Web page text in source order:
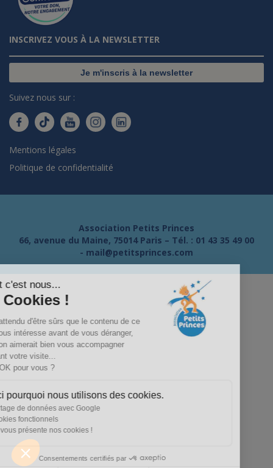
Salut c'est nous...
les Cookies !
On a attendu d'être sûrs que le contenu de ce
site vous intéresse avant de vous déranger,
mais on aimerait bien vous accompagner
pendant votre visite...
C'est OK pour vous ?
Voici pourquoi nous utilisons des cookies.
Partage de données avec Google
Cookies fonctionnels
On vous présente nos cookies !
Consentements certifiés par
INSCRIVEZ VOUS À LA NEWSLETTER
Je m'inscris à la newsletter
Suivez nous sur :
Mentions légales
Politique de confidentialité
Association Petits Princes
66, avenue du Maine, 75014 Paris – Tél. : 01 43 35 49 00
- mail@petitsprinces.com